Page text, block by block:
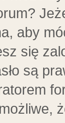
aby
się
są